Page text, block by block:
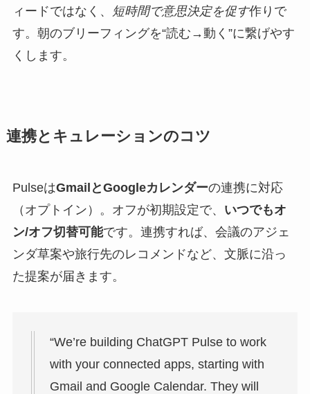
ィードではなく、
短時間で意思決定を促す作りで
す。朝のブリーフィングを“読む→動く”に繋げやす
くします。
連携とキュレーションのコツ
PulseはGmailとGoogleカレンダーの連携に対応
（オプトイン）。オフが初期設定で、 いつでもオ
ン/オフ切替可能です。連携すれば、会議のアジェ
ンダ草案や旅行先のレコメンドなど、文脈に沿っ
た提案が届きます。
“We’re building ChatGPT Pulse to work
with your connected apps, starting with
Gmail and Google Calendar. They will